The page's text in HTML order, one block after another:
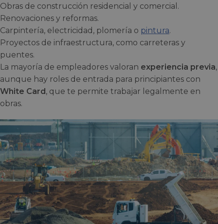
Obras de construcción residencial y comercial.
Renovaciones y reformas.
Carpintería, electricidad, plomería o pintura.
Proyectos de infraestructura, como carreteras y
puentes.
La mayoría de empleadores valoran experiencia previa,
aunque hay roles de entrada para principiantes con
White Card, que te permite trabajar legalmente en
obras.